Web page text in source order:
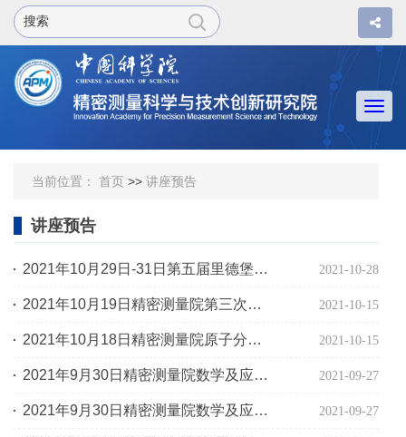
当前位置： 首页 >> 讲座预告
讲座预告
2021年10月29日-31日第五届里德堡原子和分子国际研讨会 2021-10-28
2021年10月19日精密测量院第三次学术交流会 2021-10-15
2021年10月18日精密测量院原子分子光物理研究部学术交流报告 2021-10-15
2021年9月30日精密测量院数学及应用研究部2021年学术报告（二十四） 2021-09-27
2021年9月30日精密测量院数学及应用研究部2021年学术报告（二十三） 2021-09-27